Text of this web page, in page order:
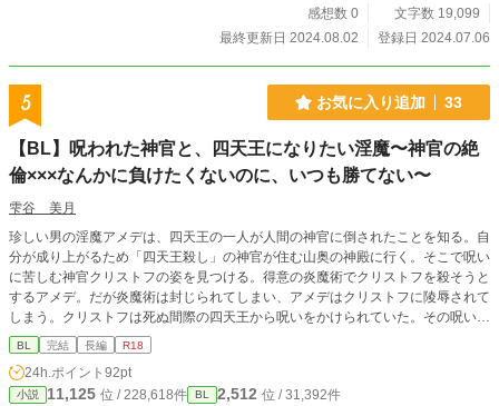
感想数 0
文字数 19,099
最終更新日 2024.08.02
登録日 2024.07.06
5 お気に入り追加 33
【BL】呪われた神官と、四天王になりたい淫魔〜神官の絶
倫×××なんかに負けたくないのに、いつも勝てない〜
雫谷 美月
珍しい男の淫魔アメデは、四天王の一人が人間の神官に倒されたことを知る。自
分が成り上がるため「四天王殺し」の神官が住む山奥の神殿に行く。そこで呪い
に苦しむ神官クリストフの姿を見つける。得意の炎魔術でクリストフを殺そうと
するアメデ。だが炎魔術は封じられてしまい、アメデはクリストフに陵辱されて
しまう。クリストフは死ぬ間際の四天王から呪いをかけられていた。その呪い
は、夜になると抑えきれない獣じみた性欲があふれ出る呪いだった。 「絶対に
あの神官を殺して、四天王になってやる！」 呪いにかかった人間の神官（攻）×
絶対に四天王になりたいセックスに弱すぎる淫魔（受） ※エロがある話は、タ
イトルの末尾に※がつきます。 ※ムーンライトノベルズさんからの転載で
BL 完結 長編 R18
24h.ポイント 92pt
小説 11,125 位 / 228,618件 BL 2,512 位 / 31,392件